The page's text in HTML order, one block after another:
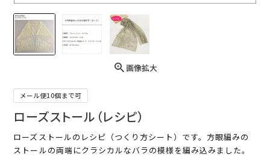
画像拡大
メール便10個まで可
ローズストール（レシピ）
ローズストールのレシピ（つくり方シート）です。方眼編みの
ストールの両端にクラシカルなバラの模様を編み込みました。